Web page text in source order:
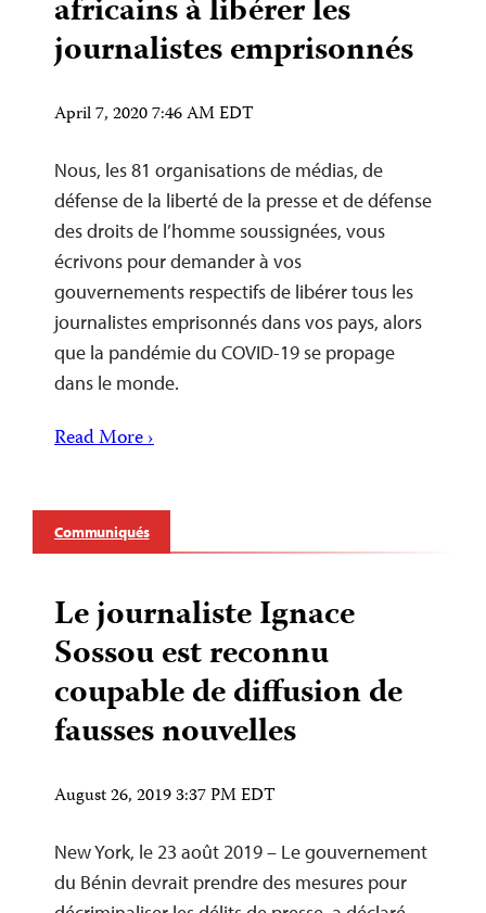
africains à libérer les
journalistes emprisonnés
April 7, 2020 7:46 AM EDT
Nous, les 81 organisations de médias, de
défense de la liberté de la presse et de défense
des droits de l’homme soussignées, vous
écrivons pour demander à vos
gouvernements respectifs de libérer tous les
journalistes emprisonnés dans vos pays, alors
que la pandémie du COVID-19 se propage
dans le monde.
Read More ›
Communiqués
Le journaliste Ignace
Sossou est reconnu
coupable de diffusion de
fausses nouvelles
August 26, 2019 3:37 PM EDT
New York, le 23 août 2019 – Le gouvernement
du Bénin devrait prendre des mesures pour